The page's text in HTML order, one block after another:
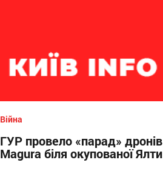
Війна
ГУР провело «парад» дронів
Magura біля окупованої Ялти